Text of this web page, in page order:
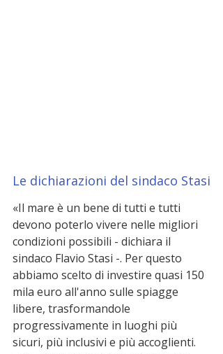
Le dichiarazioni del sindaco Stasi
«Il mare è un bene di tutti e tutti
devono poterlo vivere nelle migliori
condizioni possibili - dichiara il
sindaco Flavio Stasi -. Per questo
abbiamo scelto di investire quasi 150
mila euro all'anno sulle spiagge
libere, trasformandole
progressivamente in luoghi più
sicuri, più inclusivi e più accoglienti.